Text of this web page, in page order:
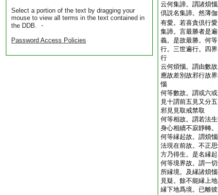
Select a portion of the text by dragging your
mouse to view all terms in the text contained in
the DDB. ・
Password Access Policies
云何集諦。謂諸煩
倶説名集諦。然薄
有愛。若喜貪倶行
集諦。言最勝者是
義。是故最勝。何
行。三世遍行。四
行
云何煩惱。謂由數
應故差別故邪行故
惱
何等數故。謂或六
見十謂前五見又分
邪見見取戒禁取
何等相故。謂若法
身心相續不寂靜轉
何等縁起故。謂煩
法現在前故。不正
方乃得生。是名縁起
何等境界故。謂一
所縁境。及縁諸煩
見疑。餘不能縁上
縁下地爲境。已離